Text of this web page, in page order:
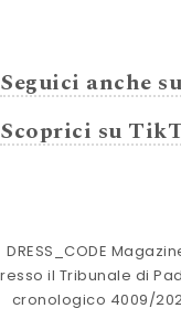
Seguici anche
Scoprici su
DRESS_CODE
il Tribunale di
cronologico 4009/